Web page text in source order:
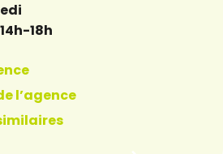
18h
l’agence